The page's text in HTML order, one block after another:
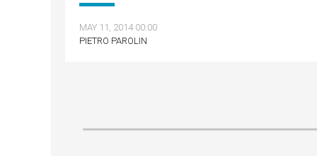
MAY 11, 2014 00:00
PIETRO PAROLIN